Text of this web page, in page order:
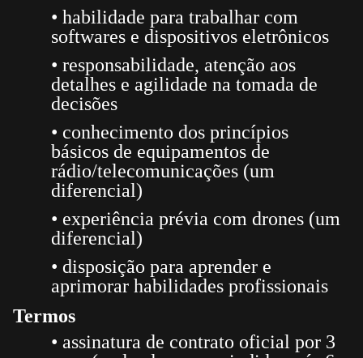
• habilidade para trabalhar com
softwares e dispositivos eletrônicos
• responsabilidade, atenção aos
detalhes e agilidade na tomada de
decisões
• conhecimento dos princípios
básicos de equipamentos de
rádio/telecomunicações (um
diferencial)
• experiência prévia com drones (um
diferencial)
• disposição para aprender e
aprimorar habilidades profissionais
Termos
• assinatura de contrato oficial por 3